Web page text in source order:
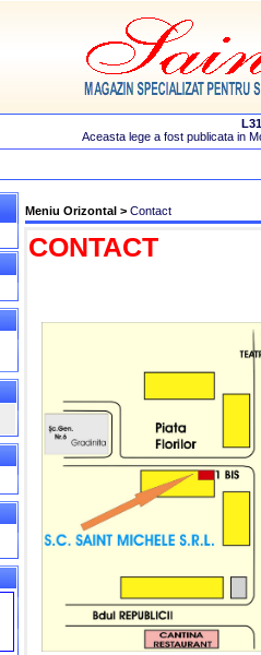
Meniu Orizontal > Contact
CONTACT